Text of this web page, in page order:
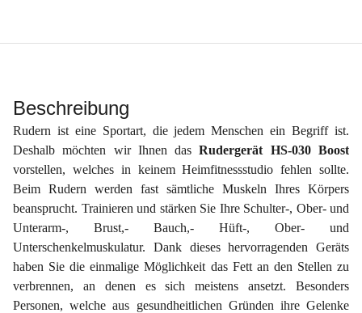
Beschreibung
Rudern ist eine Sportart, die jedem Menschen ein Begriff ist.
Deshalb möchten wir Ihnen dasRudergerät HS-030 Boost
vorstellen, welches in keinem Heimfitnessstudio fehlen sollte.
Beim Rudern werden fast sämtliche Muskeln Ihres Körpers
beansprucht. Trainieren und stärken Sie Ihre Schulter-, Ober- und
Unterarm-, Brust,- Bauch,- Hüft-, Ober- und
Unterschenkelmuskulatur. Dank dieses hervorragenden Geräts
haben Sie die einmalige Möglichkeit das Fett an den Stellen zu
verbrennen, an denen es sich meistens ansetzt. Besonders
Personen, welche aus gesundheitlichen Gründen ihre Gelenke